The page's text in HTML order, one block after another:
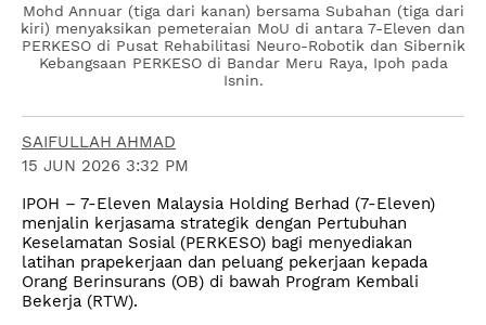
Mohd Annuar (tiga dari kanan) bersama Subahan (tiga dari
kiri) menyaksikan pemeteraian MoU di antara 7-Eleven dan
PERKESO di Pusat Rehabilitasi Neuro-Robotik dan Sibernik
Kebangsaan PERKESO di Bandar Meru Raya, Ipoh pada
Isnin.
SAIFULLAH AHMAD
15 JUN 2026 3:32 PM
IPOH – 7-Eleven Malaysia Holding Berhad (7-Eleven)
menjalin kerjasama strategik dengan Pertubuhan
Keselamatan Sosial (PERKESO) bagi menyediakan
latihan prapekerjaan dan peluang pekerjaan kepada
Orang Berinsurans (OB) di bawah Program Kembali
Bekerja (RTW).